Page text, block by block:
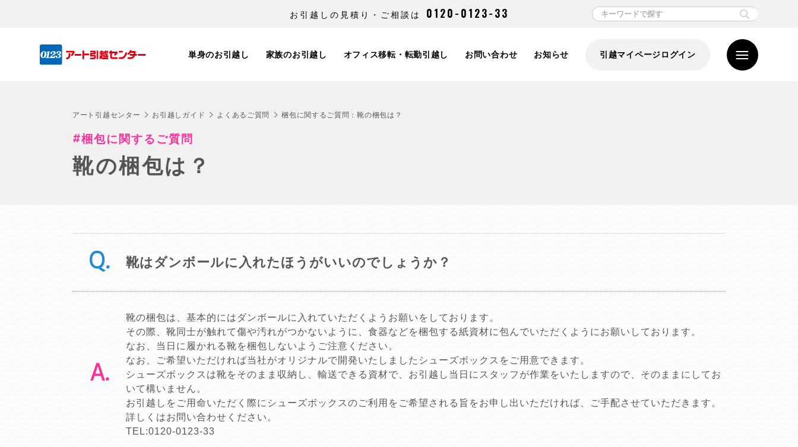
お引越しの見積り・ご相談は 0120-0123-33
単身のお引越し 家族のお引越し オフィス移転・転勤引越し お問い合わせ お知らせ 引越マイページログイン
アート引越センター お引越しガイド よくあるご質問 梱包に関するご質問：靴の梱包は？
梱包に関するご質問
靴の梱包は？
靴はダンボールに入れたほうがいいのでしょうか？
靴の梱包は、基本的にはダンボールに入れていただくようお願いをしております。
その際、靴同士が触れて傷や汚れがつかないように、食器などを梱包する紙資材に包んでいただくようにお願いしております。
なお、当日に履かれる靴を梱包しないようご注意ください。
なお、ご希望いただければ当社がオリジナルで開発いたしましたシューズボックスをご用意できます。
シューズボックスは靴をそのまま収納し、輸送できる資材で、お引越し当日にスタッフが作業をいたしますので、そのままにしてお
いて構いません。
お引越しをご用命いただく際にシューズボックスのご利用をご希望される旨をお申し出いただければ、ご手配させていただきます。
詳しくはお問い合わせください。
TEL:0120-0123-33